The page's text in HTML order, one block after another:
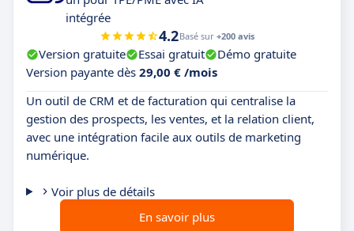
intégrée
4.2Basé sur +200 avis
Version gratuite Essai gratuit
Démo gratuite
Version payante dès 29,00 € /mois
Un outil de CRM et de facturation qui centralise la
gestion des prospects, les ventes, et la relation client,
avec une intégration facile aux outils de marketing
numérique.
Voir plus de détails
En savoir plus